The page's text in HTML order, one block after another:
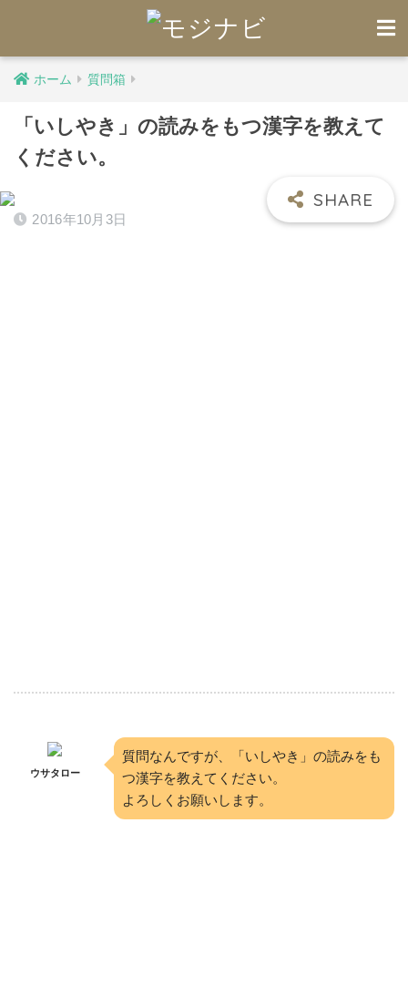
ホーム 質問箱
「いしやき」の読みをもつ漢字を教えて
ください。
2016年10月3日
ウサタロー
質問なんですが、「いしやき」の読みをも
つ漢字を教えてください。
よろしくお願いします。